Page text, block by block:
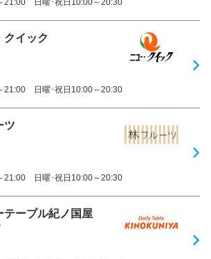
21:00 日曜･祝日10:00～20:30
クイック
21:00 日曜･祝日10:00～20:30
ツ
21:00 日曜･祝日10:00～20:30
テーブル紀ノ国屋